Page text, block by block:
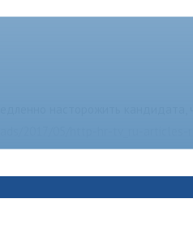
насторожить кандидата,
2017/05/http-hr-tv_ru-